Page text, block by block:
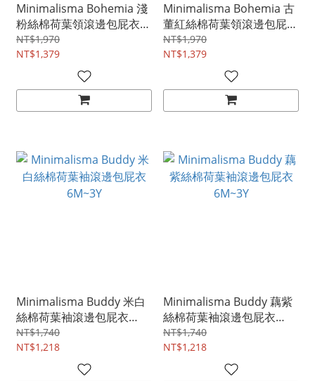
Minimalisma Bohemia 淺
粉絲棉荷葉領滾邊包屁衣
6M~3Y
NT$1,970
NT$1,379
Minimalisma Bohemia 古
董紅絲棉荷葉領滾邊包屁衣
6M~3Y
NT$1,970
NT$1,379
Minimalisma Buddy 米白
絲棉荷葉袖滾邊包屁衣
6M~3Y
NT$1,740
NT$1,218
Minimalisma Buddy 藕紫
絲棉荷葉袖滾邊包屁衣
6M~3Y
NT$1,740
NT$1,218